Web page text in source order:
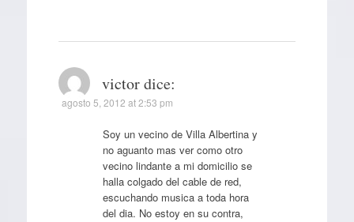
victor dice:
agosto 5, 2012 at 2:53 pm
Soy un vecino de Villa Albertina y
no aguanto mas ver como otro
vecino lindante a mi domicilio se
halla colgado del cable de red,
escuchando musica a toda hora
del dia. No estoy en su contra,